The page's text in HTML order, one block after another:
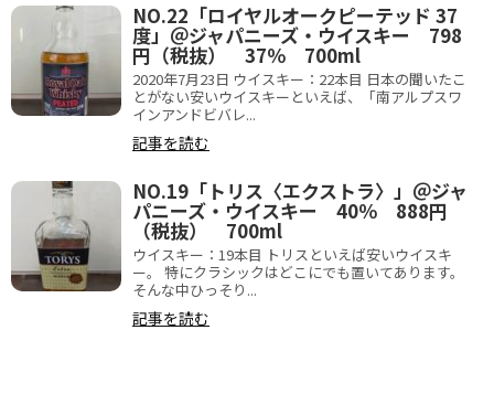
NO.22「ロイヤルオークピーテッド 37
度」＠ジャパニーズ・ウイスキー 798
円（税抜） 37％ 700ml
2020年7月23日 ウイスキー：22本目 日本の聞いたこ
とがない安いウイスキーといえば、「南アルプスワ
インアンドビバレ...
記事を読む
NO.19「トリス〈エクストラ〉」＠ジャ
パニーズ・ウイスキー 40％ 888円
（税抜） 700ml
ウイスキー：19本目 トリスといえば安いウイスキ
ー。 特にクラシックはどこにでも置いてあります。
そんな中ひっそり...
記事を読む